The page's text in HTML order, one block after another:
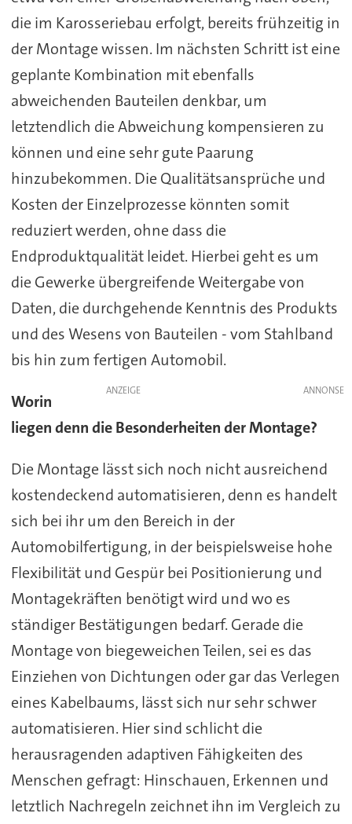
die im Karosseriebau erfolgt, bereits frühzeitig in
der Montage wissen. Im nächsten Schritt ist eine
geplante Kombination mit ebenfalls
abweichenden Bauteilen denkbar, um
letztendlich die Abweichung kompensieren zu
können und eine sehr gute Paarung
hinzubekommen. Die Qualitätsansprüche und
Kosten der Einzelprozesse könnten somit
reduziert werden, ohne dass die
Endproduktqualität leidet. Hierbei geht es um
die Gewerke übergreifende Weitergabe von
Daten, die durchgehende Kenntnis des Produkts
und des Wesens von Bauteilen - vom Stahlband
bis hin zum fertigen Automobil.
ANZEIGE
Worin
liegen denn die Besonderheiten der Montage?
Die Montage lässt sich noch nicht ausreichend
kostendeckend automatisieren, denn es handelt
sich bei ihr um den Bereich in der
Automobilfertigung, in der beispielsweise hohe
Flexibilität und Gespür bei Positionierung und
Montagekräften benötigt wird und wo es
ständiger Bestätigungen bedarf. Gerade die
Montage von biegeweichen Teilen, sei es das
Einziehen von Dichtungen oder gar das Verlegen
eines Kabelbaums, lässt sich nur sehr schwer
automatisieren. Hier sind schlicht die
herausragenden adaptiven Fähigkeiten des
Menschen gefragt: Hinschauen, Erkennen und
letztlich Nachregeln zeichnet ihn im Vergleich zu